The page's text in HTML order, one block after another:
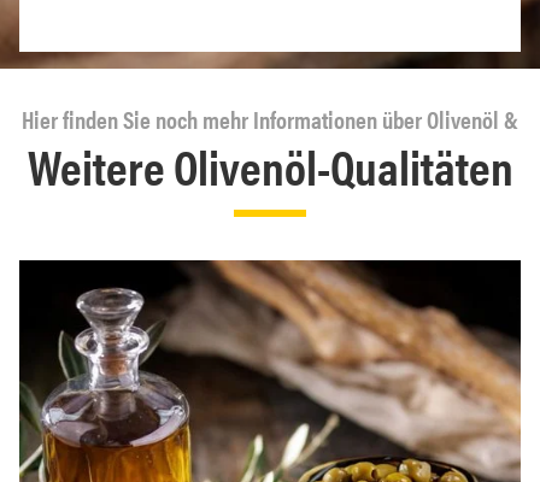
Weitere Olivenöl-Qualitäten
Hier finden Sie noch mehr Informationen über Olivenöl &